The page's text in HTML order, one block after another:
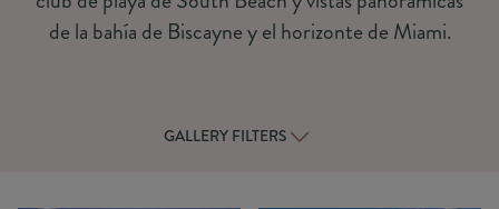
de la bahía de Biscayne y el horizonte de Miami.
GALLERY FILTERS